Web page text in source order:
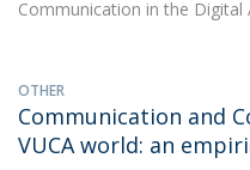
Communication in the Digital
OTHER
Communication and
VUCA world: an